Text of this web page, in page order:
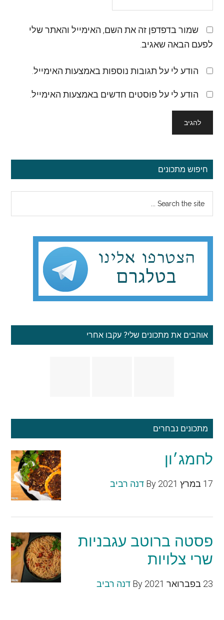
שמור בדפדפן זה את השם, האימייל והאתר שלי
לפעם הבאה שאגיב.
הודע לי על תגובות נוספות באמצעות האימייל.
הודע לי על פוסטים חדשים באמצעות האימייל.
סרגל
ראשי
חיפוש מתכונים
אוהבים את מתכונים שלי? עקבו אחרי
מתכונים נבחרים
לחמג׳ון
17 במרץ 2021 By דנה רביב
פסטה ברוטב עגבניות
שרי צלויות
23 בפברואר 2021 By דנה רביב